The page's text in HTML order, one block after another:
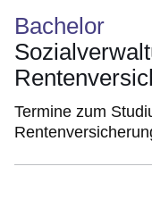
Bachelor
Termine zum